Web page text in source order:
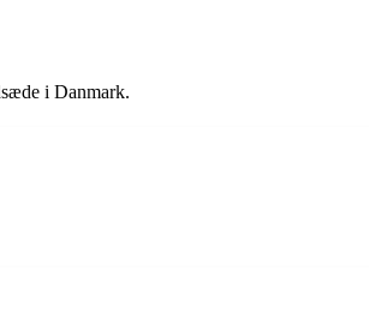
i Danmark.